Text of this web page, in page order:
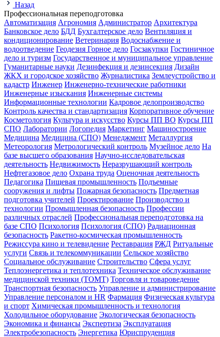
Назад
Профессиональная переподготовка
Автоматизация Агрономия Администратор Архитектура
Банковское дело БДД Бухгалтерское дело Вентиляция и
кондиционирование Ветеринария Водоснабжение и
водоотведение Геодезия Горное дело Госзакупки Гостиничное
дело и туризм Государственное и муниципальное управление
Гуманитарные науки Дезинфекция и дезинсекция Дизайн
ЖКХ и городское хозяйство Журналистика Землеустройство и
кадастр Инженер Инженерно-технические работники
Инженерные изыскания Инженерные системы
Информационные технологии Кадровое делопроизводство
Контроль качества и стандартизация Корпоративное обучение
Косметология Культура и искусство Курсы ПП ВО Курсы ПП
СПО Лаборатории Логопедия Маркетинг Машиностроение
Медицина Медицина (СПО) Менеджмент Металлургия
Метеорология Метрологический контроль Музейное дело На
базе высшего образования Научно-исследовательская
деятельность Недвижимость Неразрушающий контроль
Нефтегазовое дело Охрана труда Оценочная деятельность
Педагогика Пищевая промышленность Подъемные
сооружения и лифты Пожарная безопасность Предметная
подготовка учителей Проектирование Производство и
технологии Промышленная безопасность Профессии
различных отраслей Профессиональная переподготовка на
базе СПО Психология Психология (СПО) Радиационная
безопасность Ракетно-космическая промышленность
Режиссура кино и телевидение Реставрация РЖД Ритуальные
услуги Связь и телекоммуникации Сельское хозяйство
Социальное обслуживание Строительство Сфера услуг
Теплоэнергетика и теплотехника Техническое обслуживание
медицинской техники (ТОМТ) Торговля и товароведение
Транспортная безопасность Управление и администрирование
Управление персоналом и HR Фармация Физическая культура
и спорт Химическая промышленность и технология
Холодильное оборудование Экологическая безопасность
Экономика и финансы Экспертиза Эксплуатация
Электробезопасность Энергетика Юриспруденция